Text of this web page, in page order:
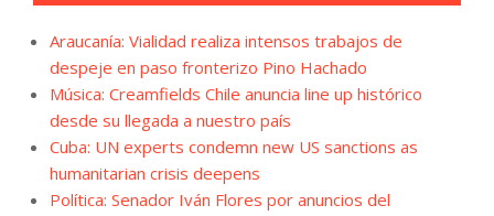
Araucanía: Vialidad realiza intensos trabajos de
despeje en paso fronterizo Pino Hachado
Música: Creamfields Chile anuncia line up histórico
desde su llegada a nuestro país
Cuba: UN experts condemn new US sanctions as
humanitarian crisis deepens
Política: Senador Iván Flores por anuncios del